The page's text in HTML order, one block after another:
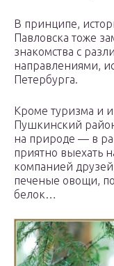
В принципе,
Павловска тоже
знакомства с
направлениями,
Петербурга.
Кроме туризма и
Пушкинский
на природе — в
приятно выехать
компанией
печеные овощи,
белок…